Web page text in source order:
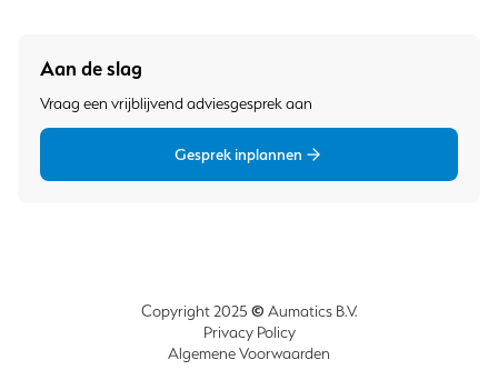
Aan de slag
Vraag een vrijblijvend adviesgesprek aan
Gesprek inplannen
Copyright 2025 © Aumatics B.V.
Privacy Policy
Algemene Voorwaarden